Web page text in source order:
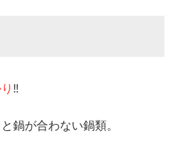
‼
鍋が合わない鍋類。